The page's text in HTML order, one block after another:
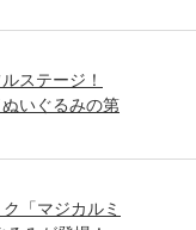
ステージ！
いぐるみの第
「マジカルミ